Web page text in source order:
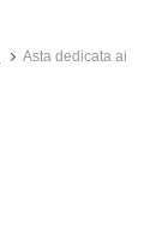
Asta dedicata ai